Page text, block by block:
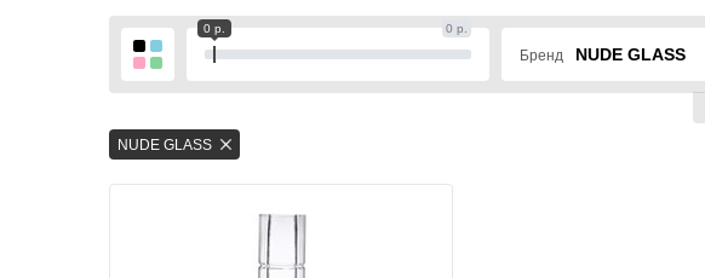
0 р.
0 р.
Бренд NUDE GLASS
NUDE GLASS